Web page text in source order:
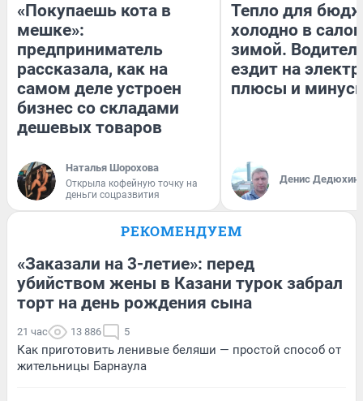
«Покупаешь кота в
мешке»:
предприниматель
рассказала, как на
самом деле устроен
бизнес со складами
дешевых товаров
Наталья Шорохова
Открыла кофейную точку на
деньги соцразвития
Тепло для
холодно в
зимой.
ездит на
плюсы и
Денис Дедюхин
РЕКОМЕНДУЕМ
«Заказали на 3-летие»: перед
убийством жены в Казани турок забрал
торт на день рождения сына
21 час 13 886 5
Как приготовить ленивые беляши — простой способ от
жительницы Барнаула